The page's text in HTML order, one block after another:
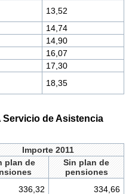
13,52
14,74
14,90
16,07
17,30
18,35
Servicio de Asistencia
Importe 2011
plan de
Sin plan de
pensiones
336,32 334,66